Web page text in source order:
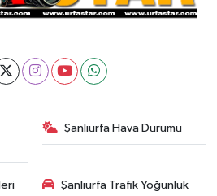
Şanlıurfa Hava Durumu
Şanlıurfa Trafik Yoğunluk